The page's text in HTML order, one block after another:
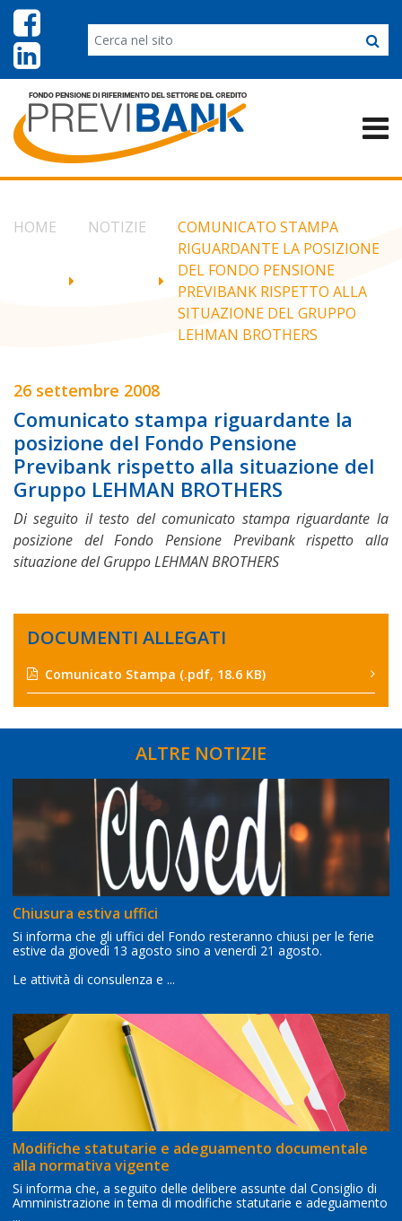
HOME NOTIZIE
COMUNICATO STAMPA
RIGUARDANTE LA POSIZIONE
DEL FONDO PENSIONE
PREVIBANK RISPETTO ALLA
SITUAZIONE DEL GRUPPO
LEHMAN BROTHERS
26 settembre 2008
Comunicato stampa riguardante la
posizione del Fondo Pensione
Previbank rispetto alla situazione del
Gruppo LEHMAN BROTHERS
Di seguito il testo del comunicato stampa riguardante la
posizione del Fondo Pensione Previbank rispetto alla
situazione del Gruppo LEHMAN BROTHERS
DOCUMENTI ALLEGATI
Comunicato Stampa (.pdf, 18.6 KB)
ALTRE NOTIZIE
Chiusura estiva uffici
Si informa che gli uffici del Fondo resteranno chiusi per le ferie
estive da giovedì 13 agosto sino a venerdì 21 agosto.
Le attività di consulenza e ...
Modifiche statutarie e adeguamento documentale
alla normativa vigente
Si informa che, a seguito delle delibere assunte dal Consiglio di
Amministrazione in tema di modifiche statutarie e adeguamento
...